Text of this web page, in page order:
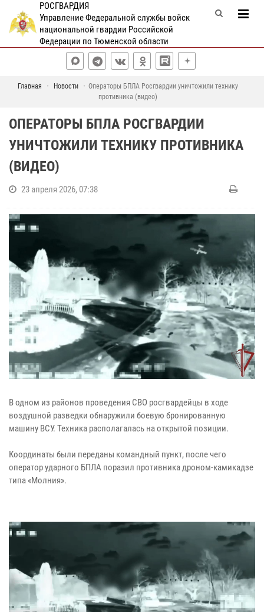
РОСГВАРДИЯ
Управление Федеральной службы войск
национальной гвардии Российской
Федерации по Тюменской области
Главная Новости
Операторы БПЛА Росгвардии уничтожили технику
противника (видео)
ОПЕРАТОРЫ БПЛА РОСГВАРДИИ
УНИЧТОЖИЛИ ТЕХНИКУ ПРОТИВНИКА
(ВИДЕО)
23 апреля 2026, 07:38
В одном из районов проведения СВО росгвардейцы в ходе
воздушной разведки обнаружили боевую бронированную
машину ВСУ. Техника располагалась на открытой позиции.
Координаты были переданы командный пункт, после чего
оператор ударного БПЛА поразил противника дроном-камикадзе
типа «Молния».